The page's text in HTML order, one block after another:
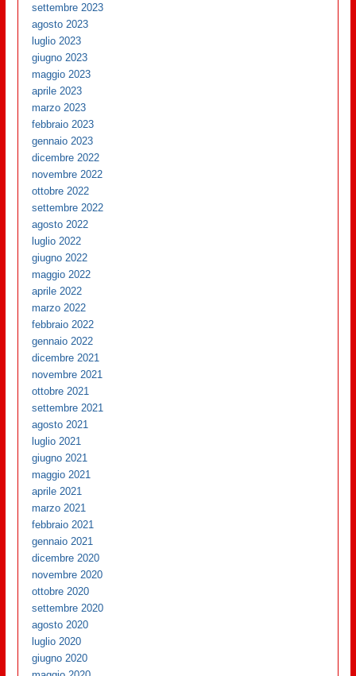
settembre 2023
agosto 2023
luglio 2023
giugno 2023
maggio 2023
aprile 2023
marzo 2023
febbraio 2023
gennaio 2023
dicembre 2022
novembre 2022
ottobre 2022
settembre 2022
agosto 2022
luglio 2022
giugno 2022
maggio 2022
aprile 2022
marzo 2022
febbraio 2022
gennaio 2022
dicembre 2021
novembre 2021
ottobre 2021
settembre 2021
agosto 2021
luglio 2021
giugno 2021
maggio 2021
aprile 2021
marzo 2021
febbraio 2021
gennaio 2021
dicembre 2020
novembre 2020
ottobre 2020
settembre 2020
agosto 2020
luglio 2020
giugno 2020